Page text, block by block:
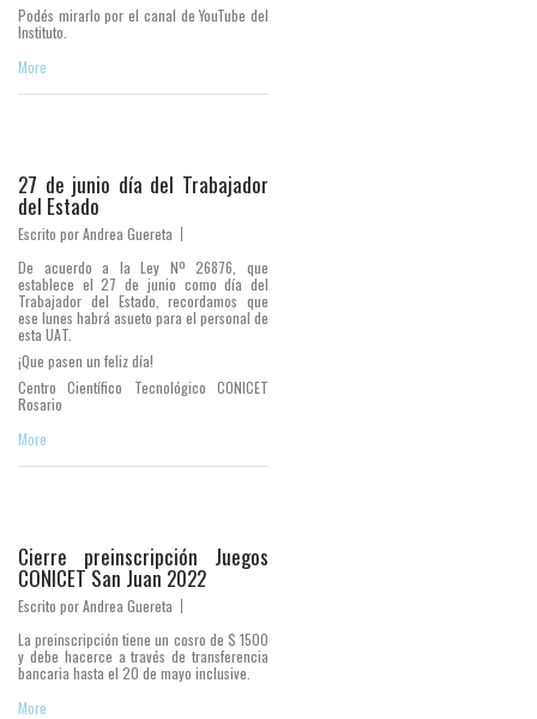
Podés mirarlo por el canal de YouTube del
Instituto.
More
27 de junio día del Trabajador
del Estado
Escrito porAndrea Guereta
De acuerdo a la Ley Nº 26876, que
establece el 27 de junio como día del
Trabajador del Estado, recordamos que
ese lunes habrá asueto para el personal de
esta UAT.
¡Que pasen un feliz día!
Centro Científico Tecnológico CONICET
Rosario
More
Cierre preinscripción Juegos
CONICET San Juan 2022
Escrito porAndrea Guereta
La preinscripción tiene un cosro de $ 1500
y debe hacerce a través de transferencia
bancaria hasta el 20 de mayo inclusive.
More